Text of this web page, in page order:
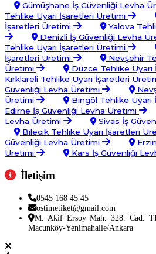
Gümüşhane İş Güvenliği Levha
Tehlike Uyarı İşaretleri Üretimi
İşaretleri Üretimi
Yalova
Denizli İş Güvenliği Levha
Tehlike Uyarı İşaretleri Üretimi
İşaretleri Üretimi
Nevşehir
Üretimi
Düzce Tehlike Uyarı
Kırklareli Tehlike Uyarı İşaretleri
Güvenliği Levha Üretimi
Üretimi
Bingöl Tehlike Uyarı
Edirne İş Güvenliği Levha Üretimi
Levha Üretimi
Sivas İş
Bilecik Tehlike Uyarı İşaretleri
Güvenliği Levha Üretimi
Üretimi
Kars İş Güvenliği
İletişim
0545 168 45 45
ostimetiket@gmail.com
M. Akif Ersoy Mah. 328. Cad.
Macunköy-Yenimahalle/Ankara